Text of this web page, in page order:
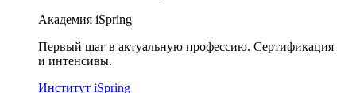
Академия iSpring
Первый шаг в актуальную профессию. Сертификация
и интенсивы.
Институт iSpring